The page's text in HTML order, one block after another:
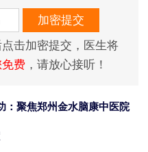
击加密提交，医生将
费，请放心接听！
：聚焦郑州金水脑康中医院